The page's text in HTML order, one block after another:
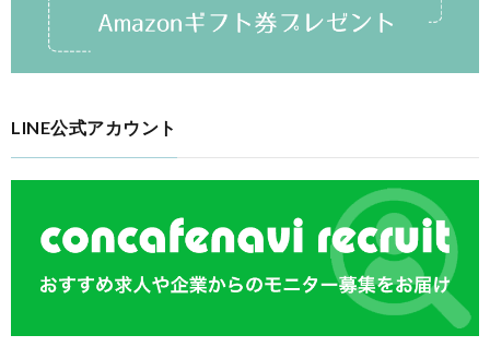
LINE公式アカウント